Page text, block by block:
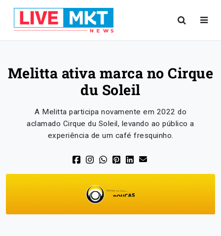
Melitta ativa marca no Cirque
du Soleil
A Melitta participa novamente em 2022 do
aclamado Cirque du Soleil, levando ao público a
experiência de um café fresquinho.